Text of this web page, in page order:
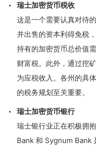
瑞士加密货币税收
这是一个需要认真对待
并出售的资本利得免税
持有的加密货币总价值
财富税。此外，通过挖
为应税收入。各州的具
的税务规划至关重要。
瑞士加密货币银行
瑞士银行业正在积极拥
Bank 和 Sygnum Bank